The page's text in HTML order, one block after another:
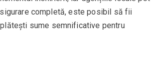
completă, este posibil să fii
sume semnificative pentru